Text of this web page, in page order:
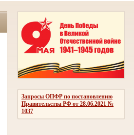
Запросы ОПФР по постановлению
Правительства РФ от 28.06.2021 №
1037